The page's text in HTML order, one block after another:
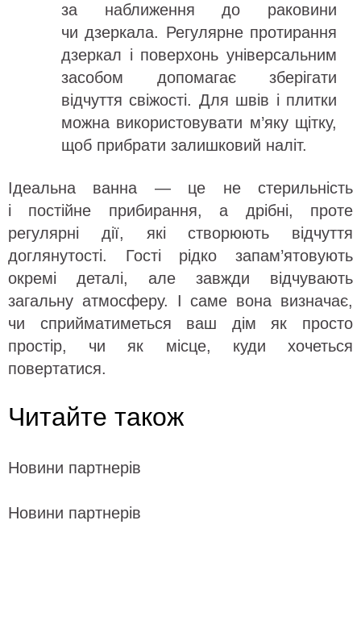
за наближення до раковини
чи дзеркала. Регулярне протирання
дзеркал і поверхонь універсальним
засобом допомагає зберігати
відчуття свіжості. Для швів і плитки
можна використовувати м’яку щітку,
щоб прибрати залишковий наліт.
Ідеальна ванна — це не стерильність
і постійне прибирання, а дрібні, проте
регулярні дії, які створюють відчуття
доглянутості. Гості рідко запам’ятовують
окремі деталі, але завжди відчувають
загальну атмосферу. І саме вона визначає,
чи сприйматиметься ваш дім як просто
простір, чи як місце, куди хочеться
повертатися.
Читайте також
Новини партнерів
Новини партнерів